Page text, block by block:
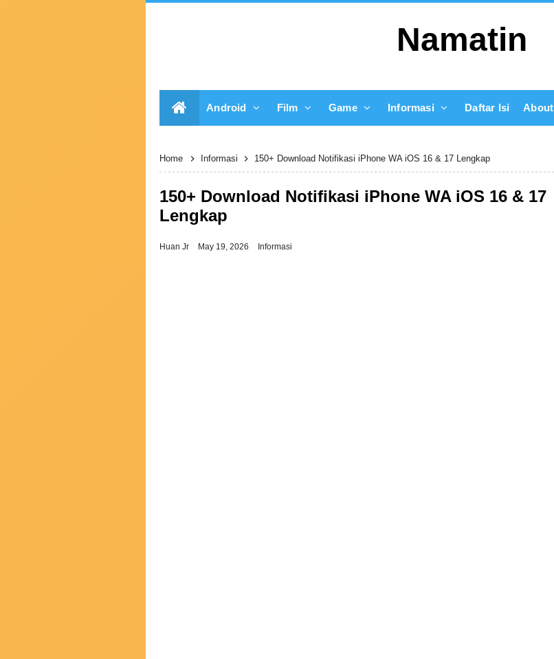
Namatin
Android Film Game Informasi Daftar Isi About
Home Informasi 150+ Download Notifikasi iPhone WA iOS 16 & 17 Lengkap
150+ Download Notifikasi iPhone WA iOS 16 & 17
Lengkap
Huan Jr May 19, 2026 Informasi